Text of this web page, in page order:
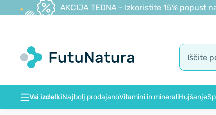
AKCIJA TEDNA - Izkoristite 15% popust
Vsi izdelkiNajbolj prodajanoVitamini in mineraliHujšanje